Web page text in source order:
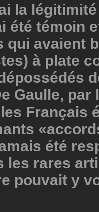
la
été témoin
avaient
à plate
Gaulle, par
Français
été
les rares
pouvait y